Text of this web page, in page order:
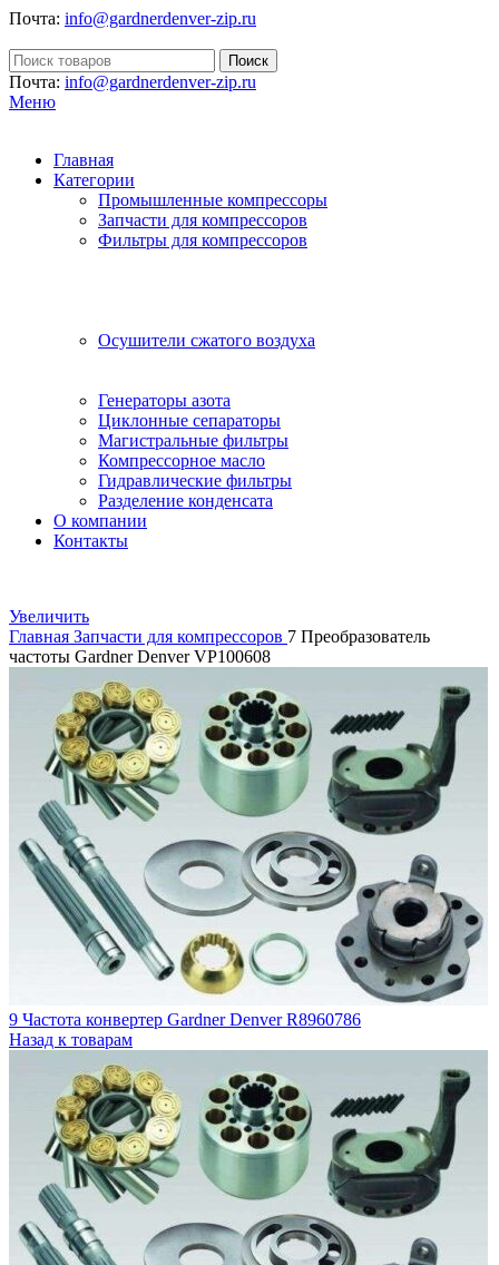
Почта: info@gardnerdenver-zip.ru
Поиск
Почта: info@gardnerdenver-zip.ru
Меню
Главная
Категории
Промышленные компрессоры
Запчасти для компрессоров
Фильтры для компрессоров
Осушители сжатого воздуха
Генераторы азота
Циклонные сепараторы
Магистральные фильтры
Компрессорное масло
Гидравлические фильтры
Разделение конденсата
О компании
Контакты
Увеличить
Главная Запчасти для компрессоров 7 Преобразователь
частоты Gardner Denver VP100608
9 Частота конвертер Gardner Denver R8960786
Назад к товарам